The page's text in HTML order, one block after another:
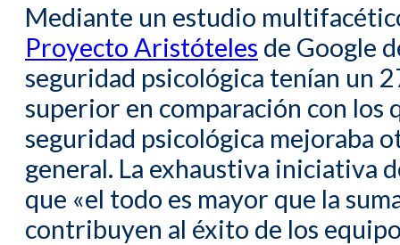
Mediante un estudio
Proyecto Aristóteles de Google
seguridad psicológica tenían un
superior en comparación con los
seguridad psicológica mejoraba
general. La exhaustiva iniciativa
que «el todo es mayor que la
contribuyen al éxito de los